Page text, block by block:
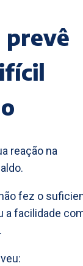
prevê
reação na
fez o
a facilidade